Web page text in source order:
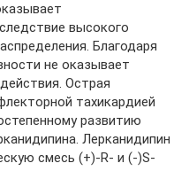
высокого
Благодаря
не оказывает
Острая
тахикардией
развитию
Лерканидипин
смесь (+)-R- и (-)S-